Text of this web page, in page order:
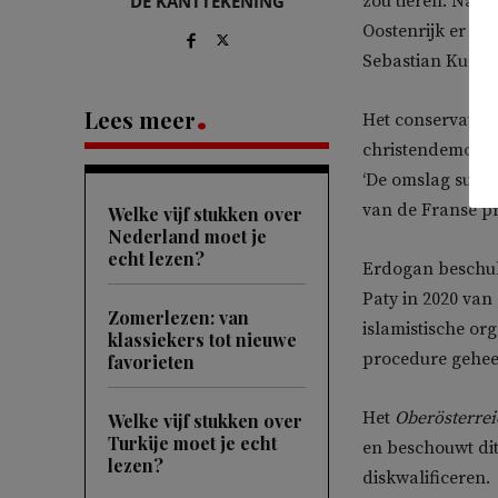
Lees meer
Welke vijf stukken over
Nederland moet je
echt lezen?
Zomerlezen: van
klassiekers tot nieuwe
favorieten
Welke vijf stukken over
Turkije moet je echt
lezen?
Oostenrijk er
Sebastian Kurz
Het conservatieve
‘De omslag
van de Franse
Erdogan
Paty in 2020
islamistische
procedure
Het
en beschouwt
diskwalificeren.